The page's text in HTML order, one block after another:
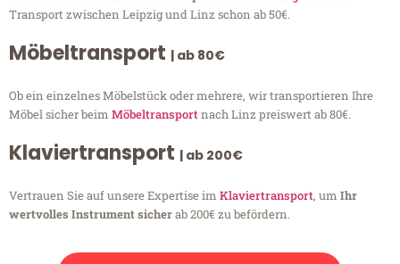
Transport zwischen Leipzig und Linz schon ab 50€.
Möbeltransport | ab 80€
Ob ein einzelnes Möbelstück oder mehrere, wir transportieren Ihre
Möbel sicher beim Möbeltransportnach Linz preiswert ab 80€.
Klaviertransport | ab 200€
Vertrauen Sie auf unsere Expertise im Klaviertransport, um Ihr
wertvolles Instrument sicherab 200€ zu befördern.